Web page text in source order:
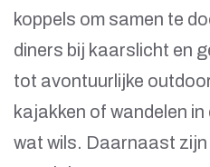
koppels om samen te
diners bij kaarslicht en
tot avontuurlijke
kajakken of wandelen
wat wils. Daarnaast